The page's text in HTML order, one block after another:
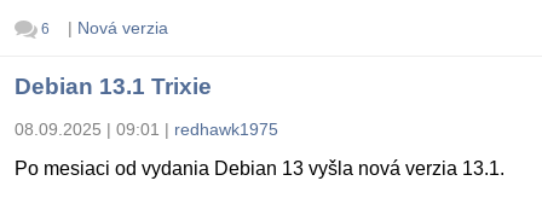
6 | Nová verzia
Debian 13.1 Trixie
08.09.2025 | 09:01 | redhawk1975
Po mesiaci od vydania Debian 13 vyšla nová verzia 13.1.